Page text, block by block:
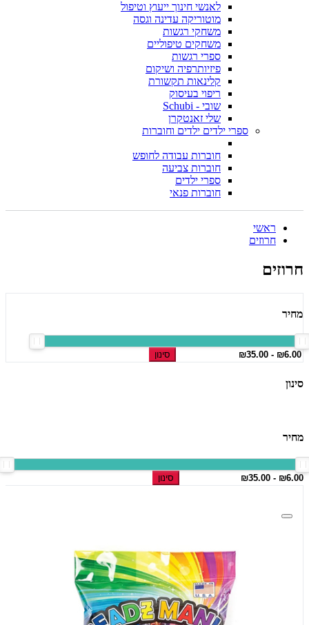
לאנשי חינוך ייעוץ וטיפול
מוטוריקה עדינה וגסה
משחקי רגשות
משחקים טיפוליים
ספרי רגשות
פיזיותרפיה ושיקום
קלינאות תקשורת
ריפוי בעיסוק
שובי - Schubi
שלי זאנטקרן
ספרי ילדים ילדים וחוברות
חוברות עבודה לחופש
חוברות צביעה
ספרי ילדים
חוברות פנאי
ראשי
חרוזים
חרוזים
מחיר
סינון
סינון
מחיר
סינון